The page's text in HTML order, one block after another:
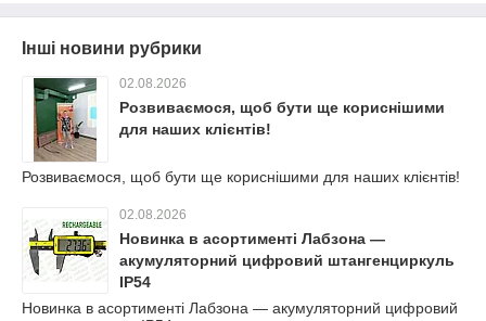
Інші новини рубрики
02.08.2026
Розвиваємося, щоб бути ще кориснішими
для наших клієнтів!
Розвиваємося, щоб бути ще кориснішими для наших клієнтів!
02.08.2026
Новинка в асортименті Лабзона —
акумуляторний цифровий штангенциркуль
IP54
Новинка в асортименті Лабзона — акумуляторний цифровий